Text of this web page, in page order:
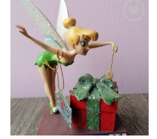
à la liste
d'envie